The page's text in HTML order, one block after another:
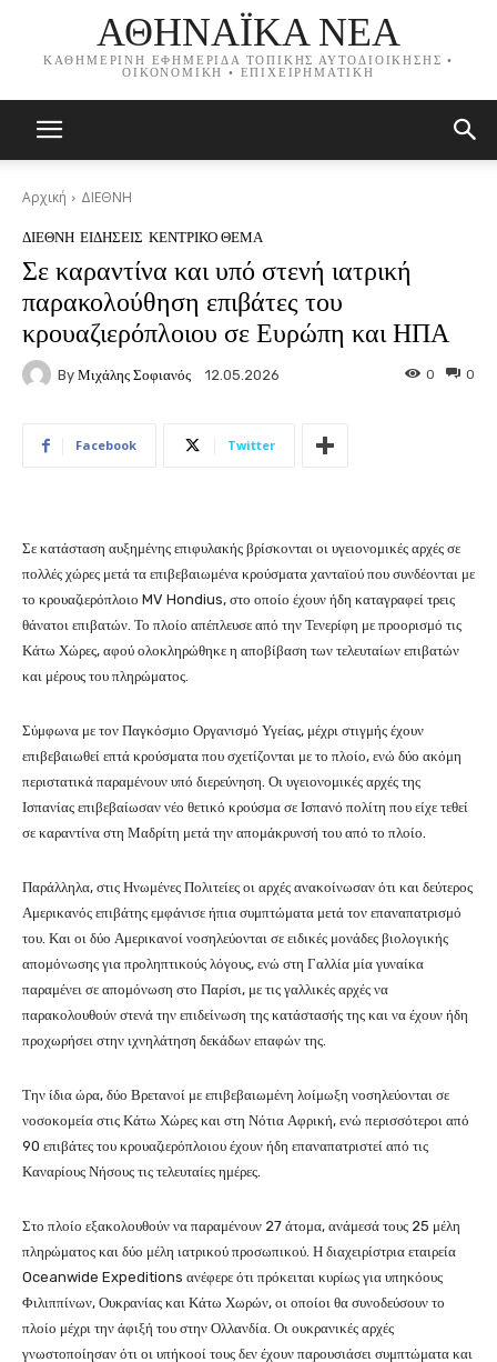
ΑΘΗΝΑΪΚΑ ΝΕΑ
ΚΑΘΗΜΕΡΙΝΗ ΕΦΗΜΕΡΙΔΑ ΤΟΠΙΚΗΣ ΑΥΤΟΔΙΟΙΚΗΣΗΣ •
ΟΙΚΟΝΟΜΙΚΗ • ΕΠΙΧΕΙΡΗΜΑΤΙΚΗ
Αρχική ΔΙΕΘΝΗ
ΔΙΕΘΝΗ ΕΙΔΗΣΕΙΣ ΚΕΝΤΡΙΚΟ ΘΕΜΑ
Σε καραντίνα και υπό στενή ιατρική
παρακολούθηση επιβάτες του
κρουαζιερόπλοιου σε Ευρώπη και ΗΠΑ
By Μιχάλης Σοφιανός 12.05.2026 0
0
Facebook Twitter
Σε κατάσταση αυξημένης επιφυλακής βρίσκονται οι υγειονομικές αρχές σε
πολλές χώρες μετά τα επιβεβαιωμένα κρούσματα χανταϊού που συνδέονται με
το κρουαζιερόπλοιο MV Hondius, στο οποίο έχουν ήδη καταγραφεί τρεις
θάνατοι επιβατών. Το πλοίο απέπλευσε από την Τενερίφη με προορισμό τις
Κάτω Χώρες, αφού ολοκληρώθηκε η αποβίβαση των τελευταίων επιβατών
και μέρους του πληρώματος.
Σύμφωνα με τον Παγκόσμιο Οργανισμό Υγείας, μέχρι στιγμής έχουν
επιβεβαιωθεί επτά κρούσματα που σχετίζονται με το πλοίο, ενώ δύο ακόμη
περιστατικά παραμένουν υπό διερεύνηση. Οι υγειονομικές αρχές της
Ισπανίας επιβεβαίωσαν νέο θετικό κρούσμα σε Ισπανό πολίτη που είχε τεθεί
σε καραντίνα στη Μαδρίτη μετά την απομάκρυνσή του από το πλοίο.
Παράλληλα, στις Ηνωμένες Πολιτείες οι αρχές ανακοίνωσαν ότι και δεύτερος
Αμερικανός επιβάτης εμφάνισε ήπια συμπτώματα μετά τον επαναπατρισμό
του. Και οι δύο Αμερικανοί νοσηλεύονται σε ειδικές μονάδες βιολογικής
απομόνωσης για προληπτικούς λόγους, ενώ στη Γαλλία μία γυναίκα
παραμένει σε απομόνωση στο Παρίσι, με τις γαλλικές αρχές να
παρακολουθούν στενά την επιδείνωση της κατάστασής της και να έχουν ήδη
προχωρήσει στην ιχνηλάτηση δεκάδων επαφών της.
Την ίδια ώρα, δύο Βρετανοί με επιβεβαιωμένη λοίμωξη νοσηλεύονται σε
νοσοκομεία στις Κάτω Χώρες και στη Νότια Αφρική, ενώ περισσότεροι από
90 επιβάτες του κρουαζιερόπλοιου έχουν ήδη επαναπατριστεί από τις
Καναρίους Νήσους τις τελευταίες ημέρες.
Στο πλοίο εξακολουθούν να παραμένουν 27 άτομα, ανάμεσά τους 25 μέλη
πληρώματος και δύο μέλη ιατρικού προσωπικού. Η διαχειρίστρια εταιρεία
Oceanwide Expeditions ανέφερε ότι πρόκειται κυρίως για υπηκόους
Φιλιππίνων, Ουκρανίας και Κάτω Χωρών, οι οποίοι θα συνοδεύσουν το
πλοίο μέχρι την άφιξή του στην Ολλανδία. Οι ουκρανικές αρχές
γνωστοποίησαν ότι οι υπήκοοί τους δεν έχουν παρουσιάσει συμπτώματα και